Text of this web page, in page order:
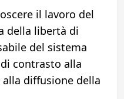
il lavoro del
della libertà di
del sistema
contrasto alla
diffusione della